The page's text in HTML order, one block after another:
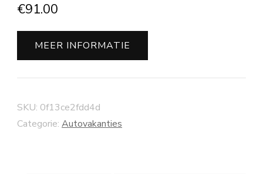
€91.00
MEER INFORMATIE
SKU: 0f13ce2fdd4d
Categorie: Autovakanties